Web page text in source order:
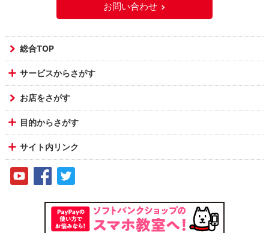
お問い合わせ
総合TOP
サービスからさがす
お店をさがす
目的からさがす
サイト内リンク